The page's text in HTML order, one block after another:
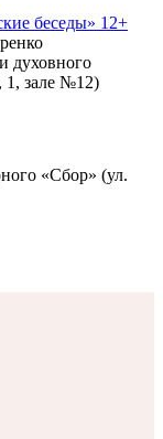
беседы» 12+
духовного
1, зале №12)
«Сбор» (ул.